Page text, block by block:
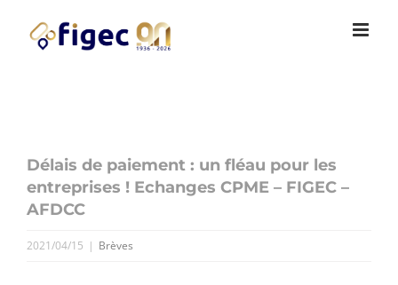
Délais de paiement : un fléau pour les
entreprises ! Echanges CPME – FIGEC –
AFDCC
2021/04/15 | Brèves